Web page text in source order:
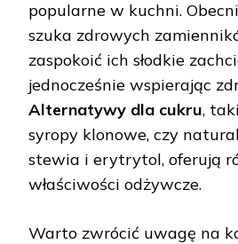
popularne w kuchni.
szuka zdrowych
zaspokoić ich słodkie
jednocześnie wspierając
Alternatywy dla cukru,
syropy klonowe, czy
stewia i erytrytol, oferują
właściwości odżywcze.
Warto zwrócić uwagę na